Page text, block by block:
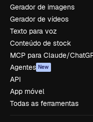
Gerador de imagens
Gerador de vídeos
Texto para voz
Conteúdo de stock
MCP para Claude/
Agentes New
API
App móvel
Todas as ferramentas